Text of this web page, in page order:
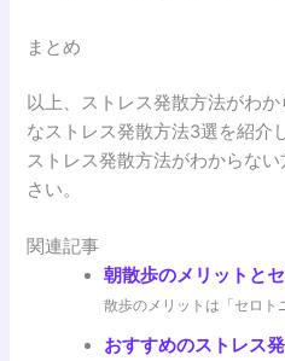
まとめ
以上、ストレス発散方法がわ
なストレス発散方法3選を紹介
ストレス発散方法がわからな
さい。
関連記事
朝散歩のメリットと
散歩のメリットは「セロ
おすすめのストレス